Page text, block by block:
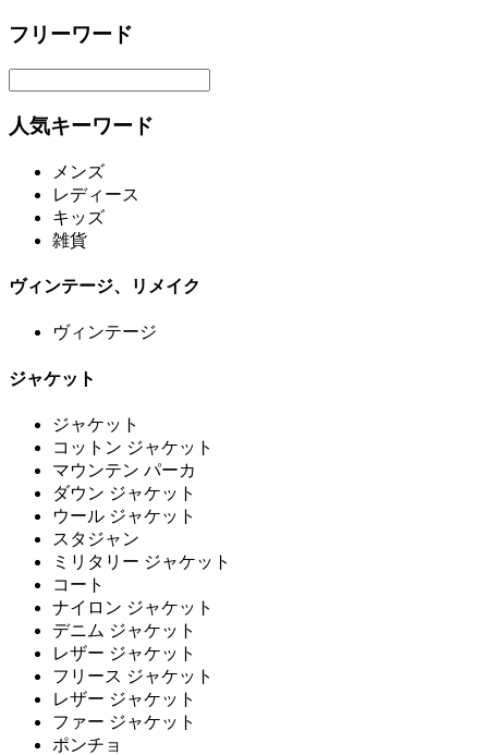
フリーワード
人気キーワード
メンズ
レディース
キッズ
雑貨
ヴィンテージ、リメイク
ヴィンテージ
ジャケット
ジャケット
コットン ジャケット
マウンテン パーカ
ダウン ジャケット
ウール ジャケット
スタジャン
ミリタリー ジャケット
コート
ナイロン ジャケット
デニム ジャケット
レザー ジャケット
フリース ジャケット
レザー ジャケット
ファー ジャケット
ポンチョ